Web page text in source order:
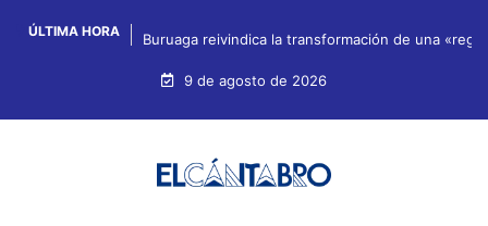
ÚLTIMA HORA Buruaga reivindica la transformación de una
9 de agosto de 2026